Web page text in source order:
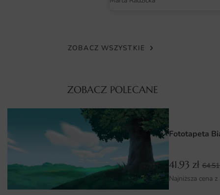
dopasowanych do Twojej ściany – wystarczy podać
unikniesz docinania, a kompozycja zachowa właściwe
Montaż przebiega jak w klasycznej tapecie – wystarczy klej
do tapet flizelinowych nakładany na ścianę. Pasy są
oznaczone w kolejności, co skraca czas pracy nawet
początkującym.
ZOBACZ WSZYSTKIE
ZOBACZ POLECANE
Fototapeta
41.93 zł
Najniższa cena